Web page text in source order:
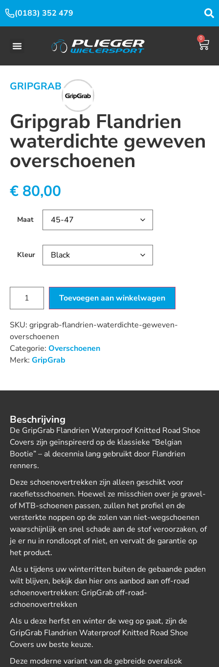
(0183) 352 479
0
GRIPGRAB
Gripgrab Flandrien
waterdichte geweven
overschoenen
€ 80,00
Maat
Kleur
Toevoegen aan winkelwagen
SKU: gripgrab-flandrien-waterdichte-geweven-
overschoenen
Categorie: Overschoenen
Merk: GripGrab
Beschrijving
De GripGrab Flandrien Waterproof Knitted Road Shoe
Covers zijn geïnspireerd op de klassieke “Belgian
Bootie” – al decennia lang gebruikt door Flandrien
renners.
Deze schoenovertrekken zijn alleen geschikt voor
racefietsschoenen. Hoewel ze misschien over je gravel-
of MTB-schoenen passen, zullen het profiel en de
versterkte noppen op de zolen van niet-wegschoenen
waarschijnlijk en snel schade aan de stof veroorzaken, of
je er nu in rondloopt of niet, en vervalt de garantie op
het product.
Als u tijdens uw winterritten buiten de gebaande paden
wilt blijven, bekijk dan hier ons aanbod aan off-road
schoenovertrekken: GripGrab off-road-
schoenovertrekken
Als u deze herfst en winter de weg op gaat, zijn de
GripGrab Flandrien Waterproof Knitted Road Shoe
Covers uw beste keuze.
Deze moderne variant van de gebreide overalsok